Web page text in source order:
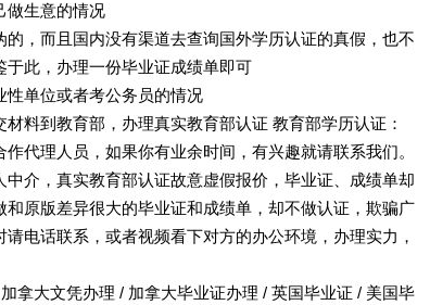
做生意的情况
，而且国内没有渠道去查询国外学历认证的真假，也不
于此，办理一份毕业证成绩单即可
性单位或者考公务员的情况
料到教育部，办理真实教育部认证 教育部学历认证：
代理人员，如果你有业余时间，有兴趣就请联系我们。
介，真实教育部认证故意虚假报价，毕业证、成绩单却
原版差异很大的毕业证和成绩单，却不做认证，欺骗广
电话联系，或者视频看下对方的办公环境，办理实力，
拿大文凭办理 / 加拿大毕业证办理 / 英国毕业证 / 美国毕